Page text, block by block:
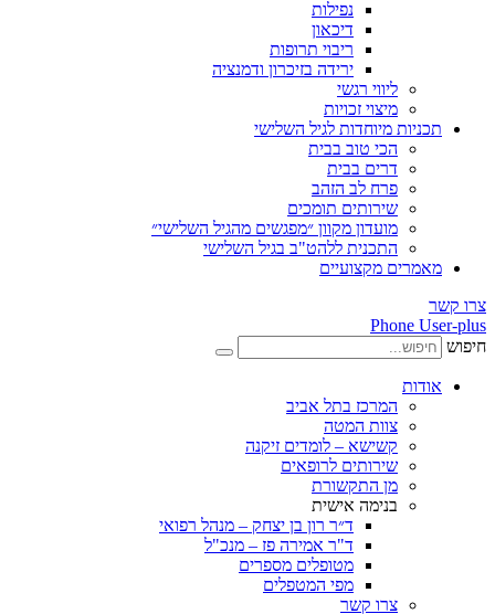
ריבוי תרופות
ירידה בזיכרון ודמנציה
מיצוי זכויות
מיוחדות לגיל השלישי
הכי טוב בבית
דרים בבית
פרח לב הזהב
שירותים תומכים
מועדון מקוון ״מפגשים מהגיל השלישי״
התכנית ללהט"ב בגיל השלישי
מקצועיים
Phone
המרכז בתל אביב
צוות המטה
קשישא – לומדים זיקנה
שירותים לרופאים
מן התקשורת
בנימה אישית
ד״ר רון בן יצחק – מנהל רפואי
ד"ר אמירה פז – מנכ"ל
מטופלים מספרים
מפי המטפלים